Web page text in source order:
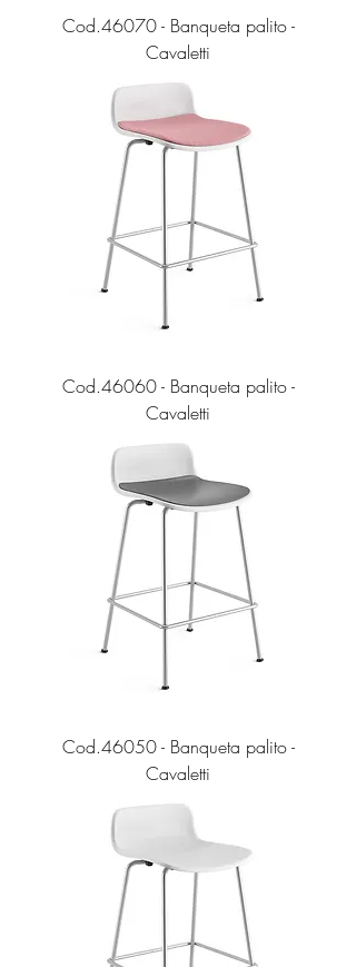
Cod.46070 - Banqueta palito -
Cavaletti
Cod.46060 - Banqueta palito -
Cavaletti
Cod.46050 - Banqueta palito -
Cavaletti